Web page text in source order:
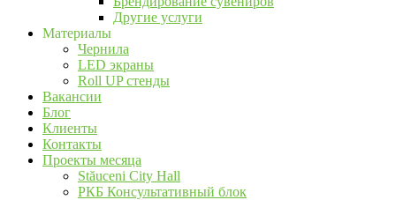
Другие услуги
Материалы
Чернила
LED экраны
Roll UP стенды
Вакансии
Блог
Клиенты
Контакты
Проекты месяца
Stăuceni City Hall
РКБ Консультативный блок